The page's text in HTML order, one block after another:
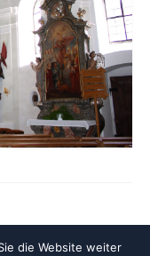
die Website weiter